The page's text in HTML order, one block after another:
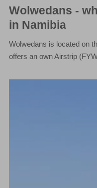
Wolwedans -
in Namibia
Wolwedans is located on
offers an own Airstrip